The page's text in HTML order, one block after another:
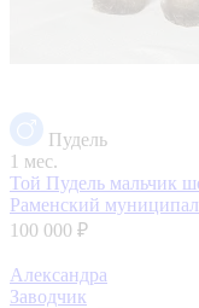
Пудель
1 мес.
Той Пудель мальчик
Раменский
100 000 ₽
Александра
Заводчик